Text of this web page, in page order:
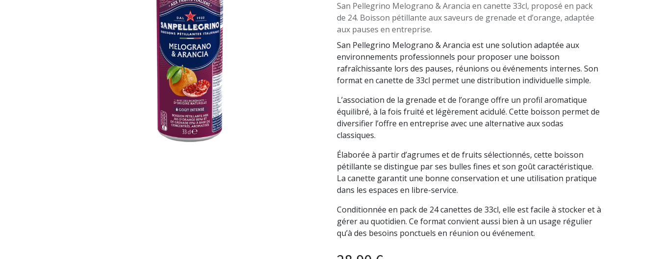
San Pellegrino Melograno & Arancia en canette 33cl, proposé en pack
de 24. Boisson pétillante aux saveurs de grenade et d’orange, adaptée
aux pauses en entreprise.
San Pellegrino Melograno & Arancia est une solution adaptée aux
environnements professionnels pour proposer une boisson
rafraîchissante lors des pauses, réunions ou événements internes. Son
format en canette de 33cl permet une distribution individuelle simple.
L’association de la grenade et de l’orange offre un profil aromatique
équilibré, à la fois fruité et légèrement acidulé. Cette boisson permet de
diversifier l’offre en entreprise avec une alternative aux sodas
classiques.
Élaborée à partir d’agrumes et de fruits sélectionnés, cette boisson
pétillante se distingue par ses bulles fines et son goût caractéristique.
La canette garantit une bonne conservation et une utilisation pratique
dans les espaces en libre-service.
Conditionnée en pack de 24 canettes de 33cl, elle est facile à stocker et à
gérer au quotidien. Ce format convient aussi bien à un usage régulier
qu’à des besoins ponctuels en réunion ou événement.